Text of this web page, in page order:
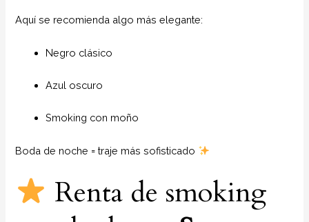
Aquí se recomienda algo más elegante:
Negro clásico
Azul oscuro
Smoking con moño
Boda de noche = traje más sofisticado
Renta de smoking